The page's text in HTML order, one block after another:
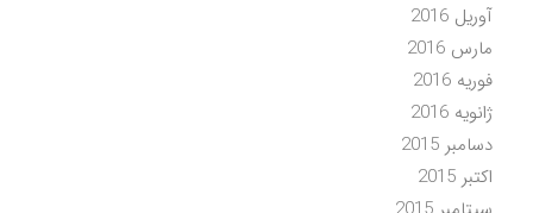
آوریل 2016
مارس 2016
فوریه 2016
ژانویه 2016
دسامبر 2015
اکتبر 2015